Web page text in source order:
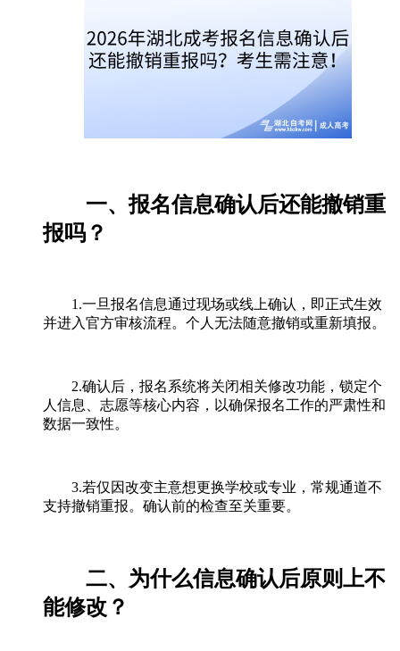
一、报名信息确认后还能撤销重
报吗？
1.一旦报名信息通过现场或线上确认，即正式生效
并进入官方审核流程。个人无法随意撤销或重新填报。
2.确认后，报名系统将关闭相关修改功能，锁定个
人信息、志愿等核心内容，以确保报名工作的严肃性和
数据一致性。
3.若仅因改变主意想更换学校或专业，常规通道不
支持撤销重报。确认前的检查至关重要。
二、为什么信息确认后原则上不
能修改？